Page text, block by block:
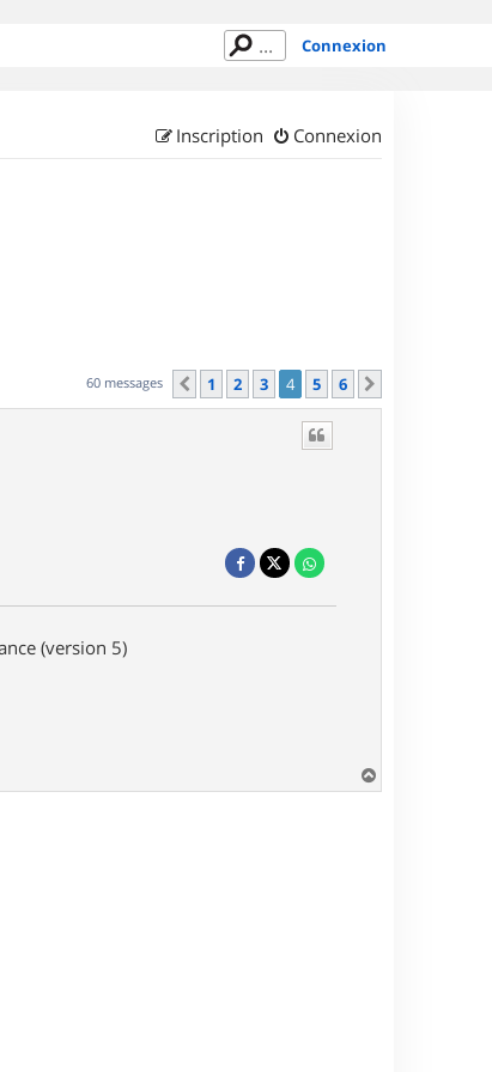
Connexion
Connexion
Inscription
60 messages Précédent
1 2 3 4 5 6
(version 5)
a